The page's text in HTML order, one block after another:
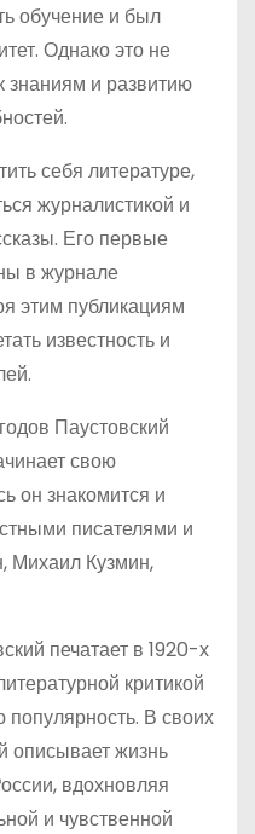
обучение и был
Однако это не
знаниям и развитию
себя литературе,
журналистикой и
Его первые
в журнале
этим публикациям
известность и
Паустовский
свою
он знакомится и
писателями и
Михаил Кузмин,
печатает в 1920-х
критикой
В своих
описывает жизнь
вдохновляя
и чувственной